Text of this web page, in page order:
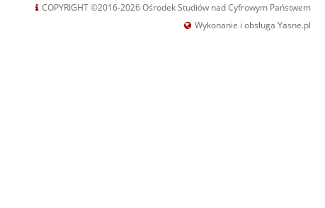
COPYRIGHT ©2016-2026 Ośrodek Studiów nad Cyfrowym Państwem
Wykonanie i obsługa Yasne.pl